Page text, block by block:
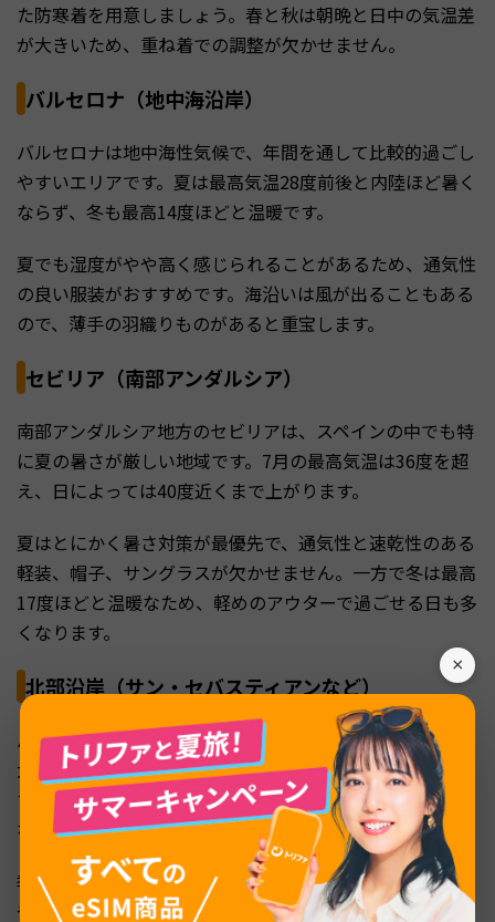
×
た防寒着を用意しましょう。春と秋は朝晩と日中の気温差
が大きいため、重ね着での調整が欠かせません。
バルセロナ（地中海沿岸）
バルセロナは地中海性気候で、年間を通して比較的過ごし
やすいエリアです。夏は最高気温28度前後と内陸ほど暑く
ならず、冬も最高14度ほどと温暖です。
夏でも湿度がやや高く感じられることがあるため、通気性
の良い服装がおすすめです。海沿いは風が出ることもある
ので、薄手の羽織りものがあると重宝します。
セビリア（南部アンダルシア）
南部アンダルシア地方のセビリアは、スペインの中でも特
に夏の暑さが厳しい地域です。7月の最高気温は36度を超
え、日によっては40度近くまで上がります。
夏はとにかく暑さ対策が最優先で、通気性と速乾性のある
軽装、帽子、サングラスが欠かせません。一方で冬は最高
17度ほどと温暖なため、軽めのアウターで過ごせる日も多
くなります。
北部沿岸（サン・セバスティアンなど）
バスク地方のサン・セバスティアンをはじめとする北部の
大西洋沿岸は、スペインの中でも雨が多く涼しいエリアで
す。夏でも過ごしやすい気温が続き、内陸ほどの暑さには
なりません。
季節を問わず雨対策が重要なので、防水性のあるアウター
や折りたたみ傘を準備しておきましょう。夏でも長袖や羽